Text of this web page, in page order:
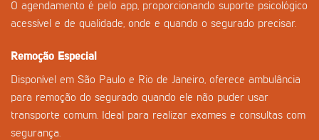
O agendamento é pelo app, proporcionando suporte psicológico
acessível e de qualidade, onde e quando o segurado precisar.
Remoção Especial
Disponível em São Paulo e Rio de Janeiro, oferece ambulância
para remoção do segurado quando ele não puder usar
transporte comum. Ideal para realizar exames e consultas com
segurança.